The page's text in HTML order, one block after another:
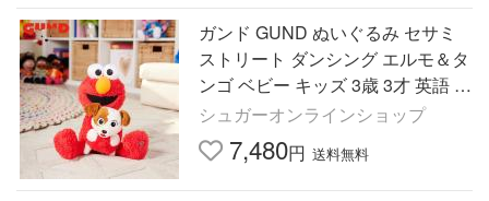
ガンド GUND ぬいぐるみ セサミ
ストリート ダンシング エルモ＆タ
ンゴ ベビー キッズ 3歳 3才 英語 話
す 歌う 動く おしゃべり おもちゃ
犬 いぬ 6055995
シュガーオンラインショップ
7,480円 送料無料